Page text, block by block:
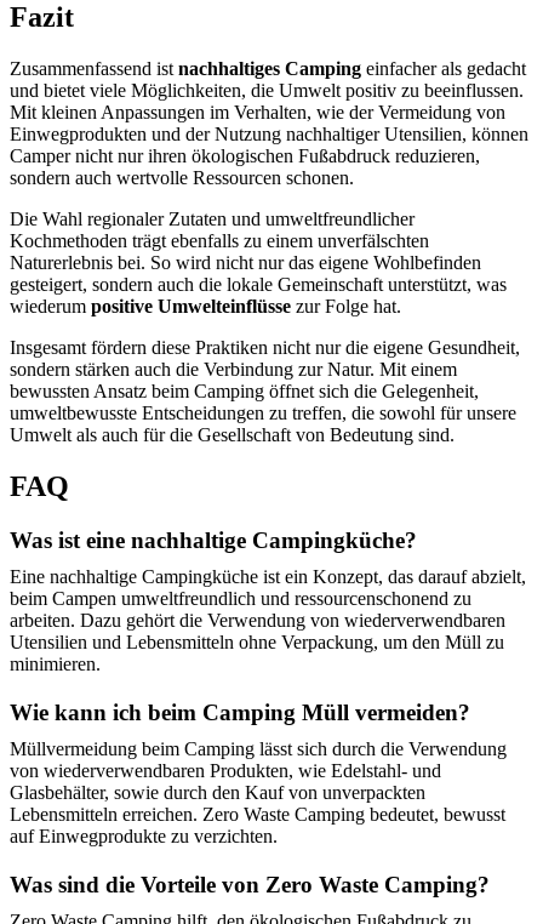
Fazit
Zusammenfassend ist nachhaltiges Camping einfacher als gedacht
und bietet viele Möglichkeiten, die Umwelt positiv zu beeinflussen.
Mit kleinen Anpassungen im Verhalten, wie der Vermeidung von
Einwegprodukten und der Nutzung nachhaltiger Utensilien, können
Camper nicht nur ihren ökologischen Fußabdruck reduzieren,
sondern auch wertvolle Ressourcen schonen.
Die Wahl regionaler Zutaten und umweltfreundlicher
Kochmethoden trägt ebenfalls zu einem unverfälschten
Naturerlebnis bei. So wird nicht nur das eigene Wohlbefinden
gesteigert, sondern auch die lokale Gemeinschaft unterstützt, was
wiederum positive Umwelteinflüsse zur Folge hat.
Insgesamt fördern diese Praktiken nicht nur die eigene Gesundheit,
sondern stärken auch die Verbindung zur Natur. Mit einem
bewussten Ansatz beim Camping öffnet sich die Gelegenheit,
umweltbewusste Entscheidungen zu treffen, die sowohl für unsere
Umwelt als auch für die Gesellschaft von Bedeutung sind.
FAQ
Was ist eine nachhaltige Campingküche?
Eine nachhaltige Campingküche ist ein Konzept, das darauf abzielt,
beim Campen umweltfreundlich und ressourcenschonend zu
arbeiten. Dazu gehört die Verwendung von wiederverwendbaren
Utensilien und Lebensmitteln ohne Verpackung, um den Müll zu
minimieren.
Wie kann ich beim Camping Müll vermeiden?
Müllvermeidung beim Camping lässt sich durch die Verwendung
von wiederverwendbaren Produkten, wie Edelstahl- und
Glasbehälter, sowie durch den Kauf von unverpackten
Lebensmitteln erreichen. Zero Waste Camping bedeutet, bewusst
auf Einwegprodukte zu verzichten.
Was sind die Vorteile von Zero Waste Camping?